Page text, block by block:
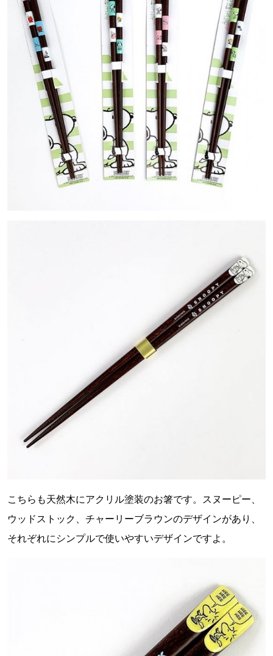
こちらも天然木にアクリル塗装のお箸です。スヌーピー、
ウッドストック、チャーリーブラウンのデザインがあり、
それぞれにシンプルで使いやすいデザインですよ。